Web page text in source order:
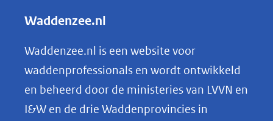
e
n
o
p
Waddenzee.nl
Waddenzee.nl is een website voor
waddenprofessionals en wordt ontwikkeld
en beheerd door de ministeries van LVVN en
I&W en de drie Waddenprovincies in